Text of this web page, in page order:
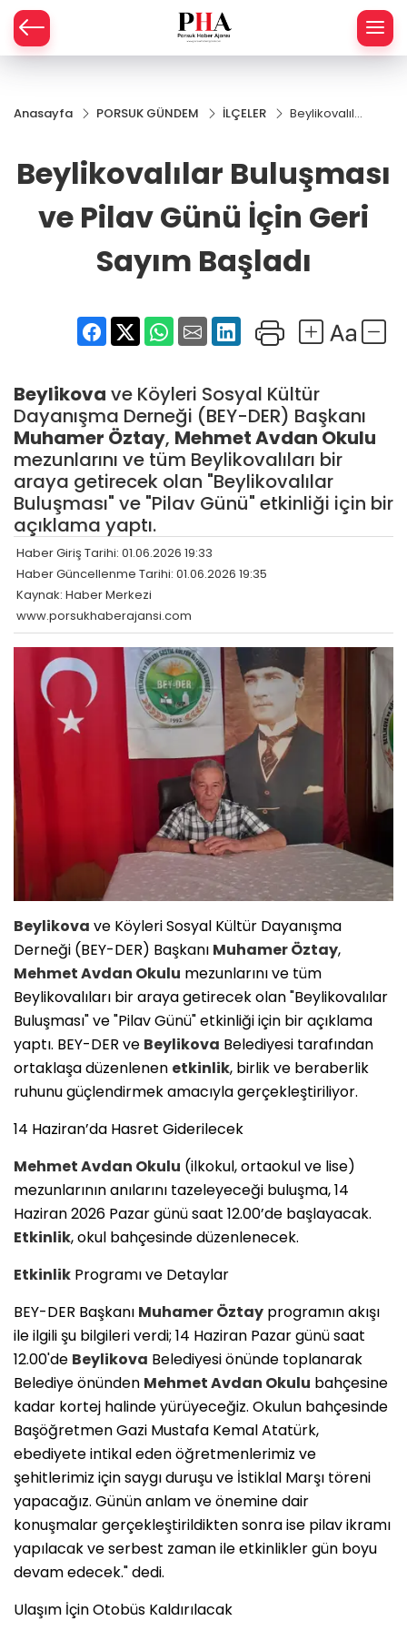
Anasayfa PORSUK GÜNDEM İLÇELER
Beylikovalılar
İçin Geri
Sayım
Başladı
Beylikovalılar Buluşması
ve Pilav Günü İçin Geri
Sayım Başladı
Beylikova ve Köyleri Sosyal Kültür
Dayanışma Derneği (BEY-DER) Başkanı
Muhamer Öztay, Mehmet Avdan Okulu
mezunlarını ve tüm Beylikovalıları bir
araya getirecek olan "Beylikovalılar
Buluşması" ve "Pilav Günü" etkinliği için bir
açıklama yaptı.
Haber Giriş Tarihi: 01.06.2026 19:33
Haber Güncellenme Tarihi: 01.06.2026 19:35
Kaynak: Haber Merkezi
www.porsukhaberajansi.com
Beylikova ve Köyleri Sosyal Kültür Dayanışma
Derneği (BEY-DER) Başkanı Muhamer Öztay,
Mehmet Avdan Okulu mezunlarını ve tüm
Beylikovalıları bir araya getirecek olan "Beylikovalılar
Buluşması" ve "Pilav Günü" etkinliği için bir açıklama
yaptı. BEY-DER ve Beylikova Belediyesi tarafından
ortaklaşa düzenlenen etkinlik, birlik ve beraberlik
ruhunu güçlendirmek amacıyla gerçekleştiriliyor.
​14 Haziran’da Hasret Giderilecek
Mehmet Avdan Okulu (ilkokul, ortaokul ve lise)
mezunlarının anılarını tazeleyeceği buluşma, 14
Haziran 2026 Pazar günü saat 12.00’de başlayacak.
Etkinlik, okul bahçesinde düzenlenecek.
Etkinlik Programı ve Detaylar
​BEY-DER Başkanı Muhamer Öztay programın akışı
ile ilgili şu bilgileri verdi; 14 Haziran Pazar günü saat
12.00'de Beylikova Belediyesi önünde toplanarak
Belediye önünden Mehmet Avdan Okulu bahçesine
kadar kortej halinde yürüyeceğiz. Okulun bahçesinde
Başöğretmen Gazi Mustafa Kemal Atatürk,
ebediyete intikal eden öğretmenlerimiz ve
şehitlerimiz için saygı duruşu ve İstiklal Marşı töreni
yapacağız. Günün anlam ve önemine dair
konuşmalar gerçekleştirildikten sonra ise pilav ikramı
yapılacak ve serbest zaman ile etkinlikler gün boyu
devam edecek." dedi.
​Ulaşım İçin Otobüs Kaldırılacak